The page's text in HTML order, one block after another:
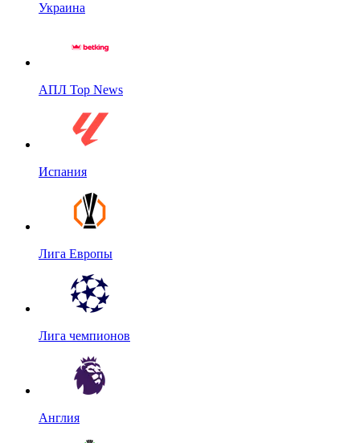
Украина
АПЛ Top News
Испания
Лига Европы
Лига чемпионов
Англия